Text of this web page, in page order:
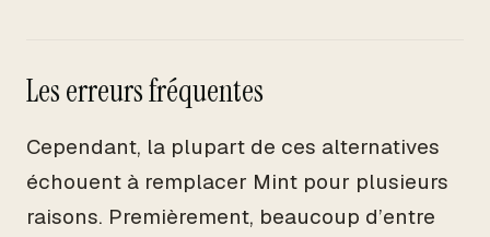
Les erreurs fréquentes
Cependant, la plupart de ces alternatives
échouent à remplacer Mint pour plusieurs
raisons. Premièrement, beaucoup d’entre